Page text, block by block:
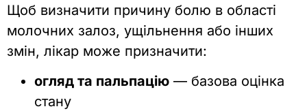
Щоб визначити причину болю в області
молочних залоз, ущільнення або інших
змін, лікар може призначити:
огляд та пальпацію — базова оцінка
стану